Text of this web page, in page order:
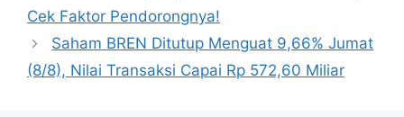
Cek Faktor Pendorongnya!
Saham BREN Ditutup Menguat 9,66% Jumat
(8/8), Nilai Transaksi Capai Rp 572,60 Miliar